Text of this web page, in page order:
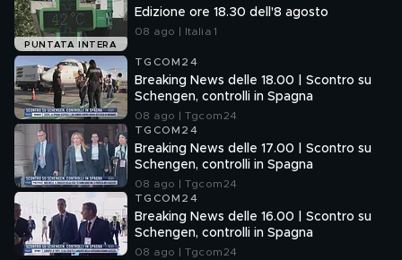
PUNTATA INTERA
Edizione ore 18.30 dell'8 agosto
08 ago | Italia 1
TGCOM24
Breaking News delle 18.00 | Scontro su
Schengen, controlli in Spagna
08 ago | Tgcom24
TGCOM24
Breaking News delle 17.00 | Scontro su
Schengen, controlli in Spagna
08 ago | Tgcom24
TGCOM24
Breaking News delle 16.00 | Scontro su
Schengen, controlli in Spagna
08 ago | Tgcom24